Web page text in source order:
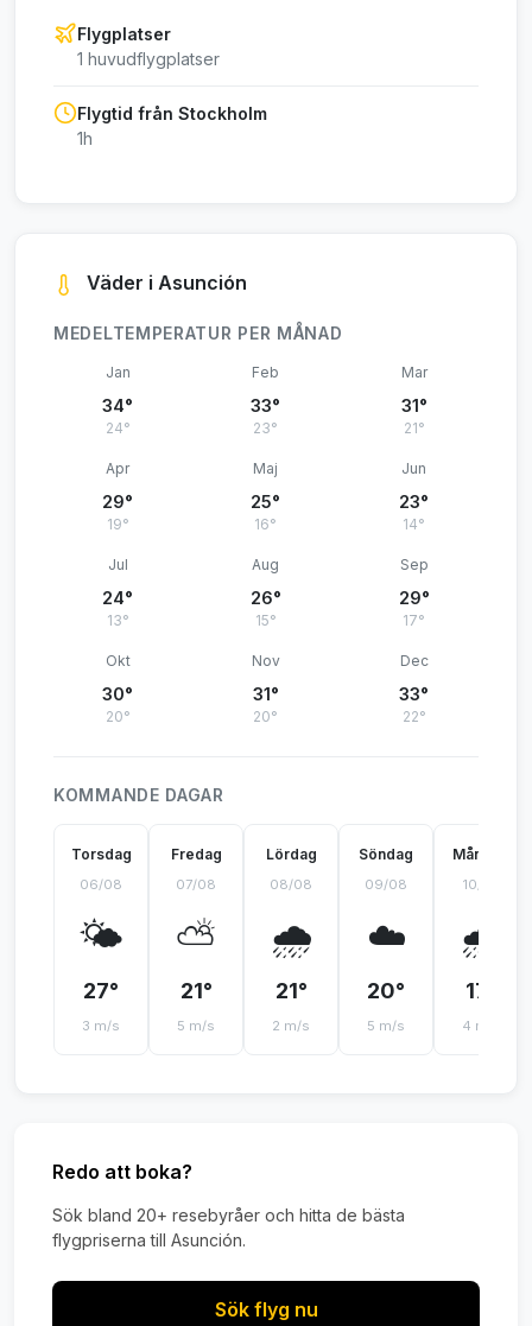
Flygplatser
1 huvudflygplatser
Flygtid från Stockholm
1h
Väder i Asunción
MEDELTEMPERATUR PER MÅNAD
Jan
34°
24°
Feb
33°
23°
Mar
31°
21°
Apr
29°
19°
Maj
25°
16°
Jun
23°
14°
Jul
24°
13°
Aug
26°
15°
Sep
29°
17°
Okt
30°
20°
Nov
31°
20°
Dec
33°
22°
KOMMANDE DAGAR
Torsdag
06/08
🌤️
27°
3 m/s
Fredag
07/08
⛅
21°
5 m/s
Lördag
08/08
🌧️
21°
2 m/s
Söndag
09/08
☁️
20°
5 m/s
Måndag
10/08
🌧️
17°
4 m/s
Redo att boka?
Sök bland 20+ resebyråer och hitta de bästa
flygpriserna till Asunción.
Sök flyg nu